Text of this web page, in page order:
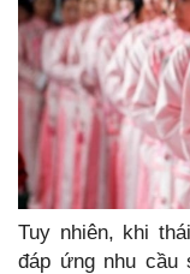
Tuy nhiên, khi
đáp ứng nhu cầu